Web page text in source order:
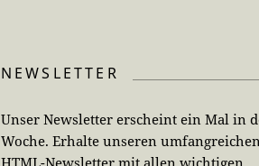
NEWSLETTER
Unser Newsletter erscheint ein Mal in
Woche. Erhalte unseren umfangreichen
HTML-Newsletter mit allen wichtigen